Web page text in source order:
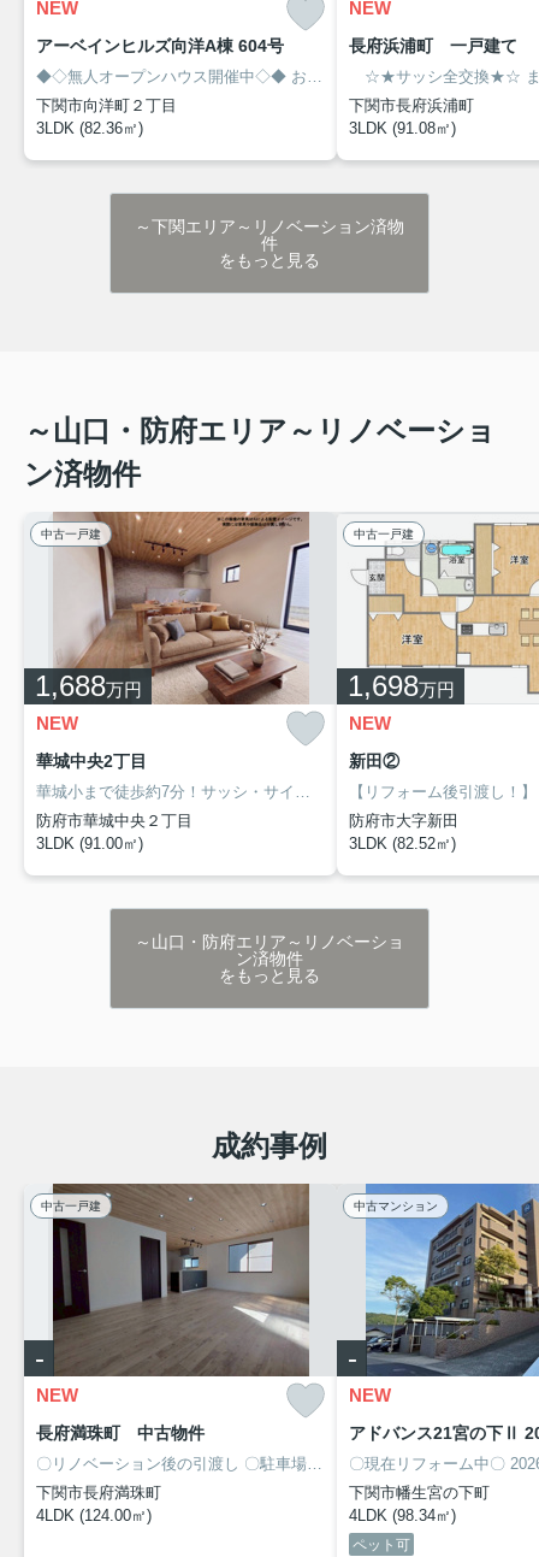
NEW
アーベインヒルズ向洋A棟 604号
◆◇無人オープンハウス開催中◇◆ お客様のみでの現地内覧が可能です！
下関市向洋町２丁目
3LDK (82.36㎡)
NEW
長府浜浦町 一戸建て
☆★サッシ全交換★☆
下関市長府浜浦町
3LDK (91.08㎡)
～下関エリア～リノベーション済物
件
をもっと見る
～山口・防府エリア～リノベーショ
ン済物件
中古一戸建
1,688万円
NEW
華城中央2丁目
華城小まで徒歩約7分！サッシ・サイディング施工済リノベ3LDK！
～
防府市華城中央２丁目
3LDK (91.00㎡)
中古一戸建
1,698万円
NEW
新田②
【リフォーム後引渡し！】
防府市大字新田
3LDK (82.52㎡)
～山口・防府エリア～リノベーショ
ン済物件
をもっと見る
成約事例
中古一戸建
-
NEW
長府満珠町 中古物件
〇リノベーション後の引渡し 〇駐車場加工後2台可
〇高台にある4LDK
下関市長府満珠町
4LDK (124.00㎡)
中古マンション
-
NEW
アドバンス21宮の下Ⅱ
〇現在リフォーム中〇 2026
下関市幡生宮の下町
4LDK (98.34㎡)
ペット可